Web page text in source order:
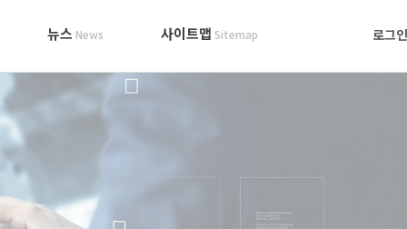
로그
뉴스 News 사이트맵 Sitemap